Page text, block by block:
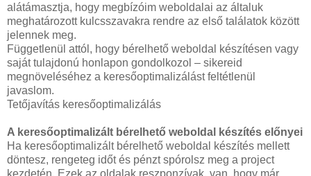
alátámasztja, hogy megbízóim weboldalai az általuk
meghatározott kulcsszavakra rendre az első találatok között
jelennek meg.
Függetlenül attól, hogy bérelhető weboldal készítésen vagy
saját tulajdonú honlapon gondolkozol – sikereid
megnöveléséhez a keresőoptimalizálást feltétlenül
javaslom.
Tetőjavítás keresőoptimalizálás
A keresőoptimalizált bérelhető weboldal készítés előnyei
Ha keresőoptimalizált bérelhető weboldal készítés mellett
döntesz, rengeteg időt és pénzt spórolsz meg a project
kezdetén. Ezek az oldalak reszponzívak, van, hogy már